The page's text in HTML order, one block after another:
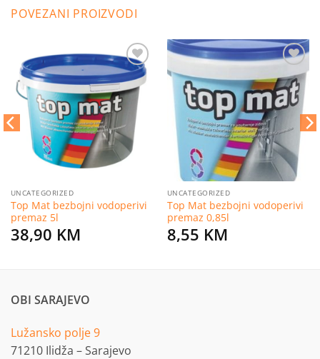
POVEZANI PROIZVODI
Dodaj
na
listu
želja
UNCATEGORIZED
Top Mat bezbojni vodoperivi
premaz 5l
38,90 KM
Dodaj
na
listu
želja
UNCATEGORIZED
Top Mat bezbojni vodoperivi
premaz 0,85l
8,55 KM
OBI SARAJEVO
Lužansko polje 9
71210 Ilidža – Sarajevo